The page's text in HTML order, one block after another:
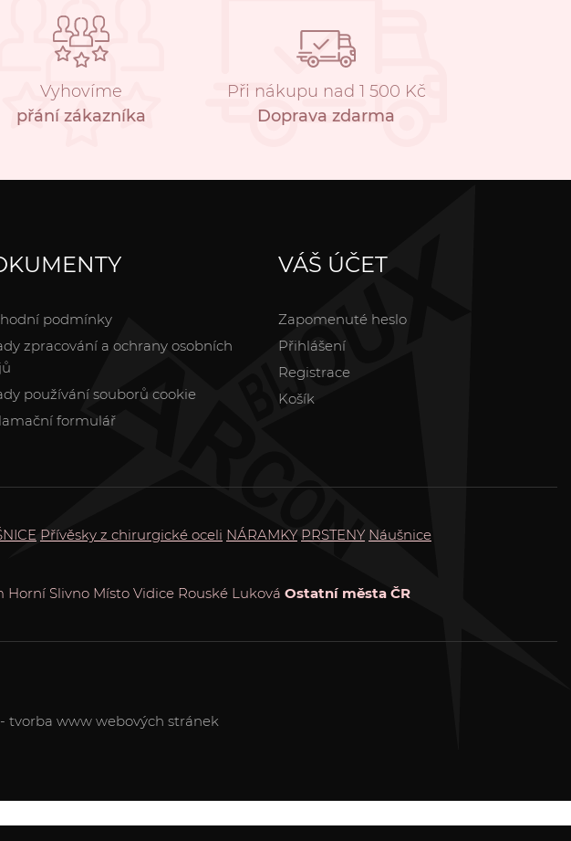
Vyhovíme
přání zákazníka
Při nákupu nad 1 500 Kč
Doprava zdarma
podmínky
zpracování a ochrany osobních
používání souborů cookie
formulář
VÁŠ ÚČET
Zapomenuté heslo
Přihlášení
Registrace
Košík
Přívěsky z chirurgické oceli NÁRAMKY PRSTENY Náušnice
Horní Slivno Místo Vidice Rouské Luková Ostatní města ČR
- tvorba www webových stránek